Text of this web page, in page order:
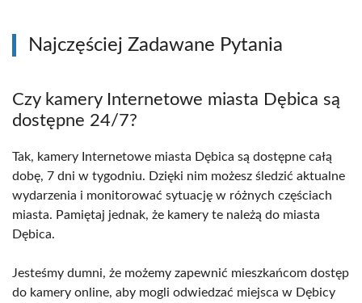
Najczęściej Zadawane Pytania
Czy kamery Internetowe miasta Dębica są
dostępne 24/7?
Tak, kamery Internetowe miasta Dębica są dostępne całą
dobę, 7 dni w tygodniu. Dzięki nim możesz śledzić aktualne
wydarzenia i monitorować sytuację w różnych częściach
miasta. Pamiętaj jednak, że kamery te należą do miasta
Dębica.
Jesteśmy dumni, że możemy zapewnić mieszkańcom dostęp
do kamery online, aby mogli odwiedzać miejsca w Dębicy